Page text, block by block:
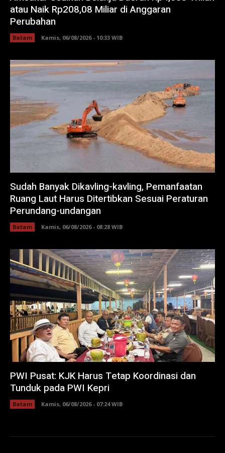
atau Naik Rp208,08 Miliar di Anggaran
Perubahan
Batam Kamis, 06/08/2026 - 10:33 WIB
Sudah Banyak Dikavling-kavling, Pemanfaatan
Ruang Laut Harus Ditertibkan Sesuai Peraturan
Perundang-undangan
Batam Kamis, 06/08/2026 - 08:28 WIB
PWI Pusat: KJK Harus Tetap Koordinasi dan
Tunduk pada PWI Kepri
Batam Kamis, 06/08/2026 - 07:24 WIB